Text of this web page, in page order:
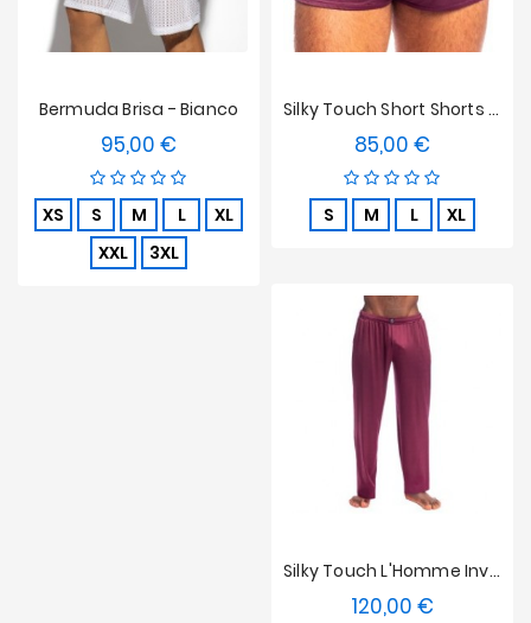
Bermuda Brisa - Bianco
95,00 €
XS S M L
XL
XXL
3XL
Silky Touch Short Shorts L'Homme Invisible Burgundy
85,00 €
S M L XL
Silky Touch L'Homme Invisible Pants Bordeaux
120,00 €